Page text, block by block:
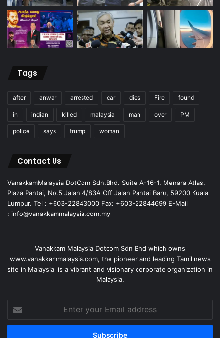
Tags
after anwar arrested car dies Fire found
in indian killed malaysia man over PM
police says trump woman
Contact Us
VanakkamMalaysia DotCom Sdn.Bhd. Suite A-16-1, Menara Atlas,
Plaza Pantai, No.5 Jalan 4/83A Off Jalan Pantai Baru, 59200 Kuala
Lumpur. Tel : +603-22843000 Fax: +603-22844699 E-Mail
: info@vanakkammalaysia.com.my
Vanakkam Malaysia Dotcom Sdn Bhd which owns
www.vanakkammalaysia.com, the pioneer and leading Tamil news
site in Malaysia, is a vibrant and visionary corporate organization in
Malaysia.
your
Email